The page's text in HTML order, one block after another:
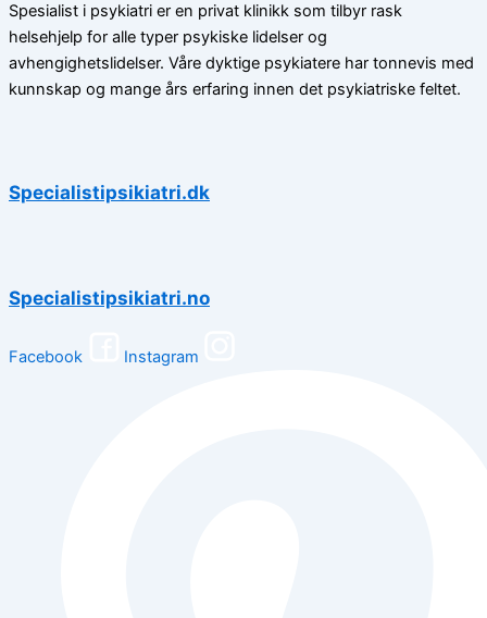
Spesialist i psykiatri er en privat klinikk som tilbyr rask
helsehjelp for alle typer psykiske lidelser og
avhengighetslidelser. Våre dyktige psykiatere har tonnevis med
kunnskap og mange års erfaring innen det psykiatriske feltet.
Specialistipsikiatri.dk
Specialistipsikiatri.no
Facebook Instagram